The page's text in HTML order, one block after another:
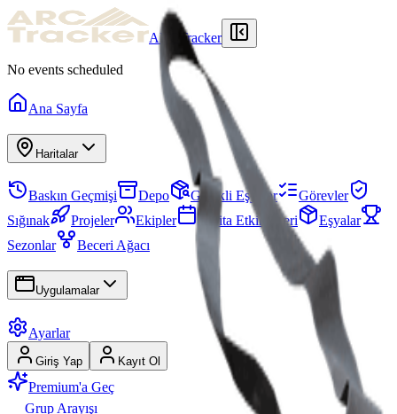
ARCTracker
No events scheduled
Ana Sayfa
Haritalar
Baskın Geçmişi Depo Gerekli Eşyalar
Görevler
Sığınak
Projeler Ekipler Harita Etkinlikleri
Eşyalar
Sezonlar
Beceri Ağacı
Uygulamalar
Ayarlar
Giriş Yap Kayıt Ol
Premium'a Geç
Grup Arayışı